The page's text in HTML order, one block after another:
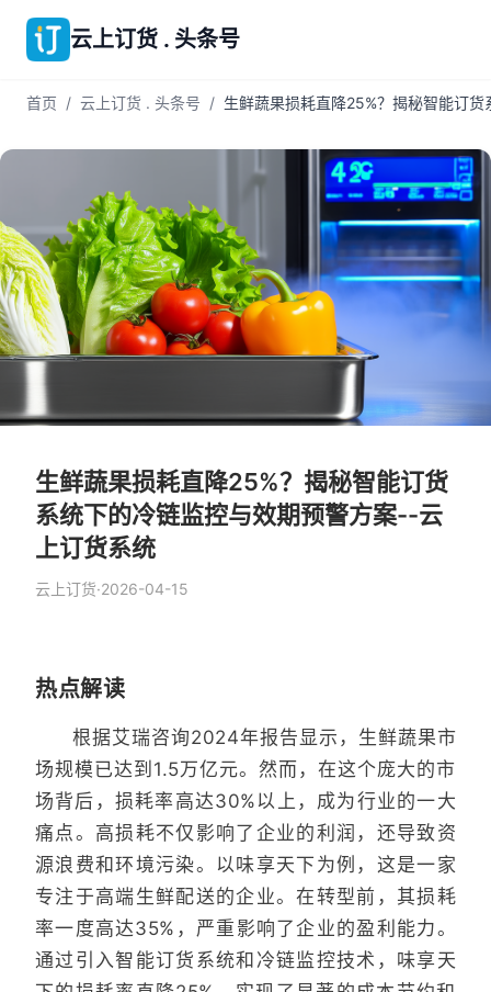
云上订货 . 头条号
首页 / 云上订货 . 头条号 / 生鲜蔬果损耗直降25%？揭秘智能订
生鲜蔬果损耗直降25%？揭秘智能订货
系统下的冷链监控与效期预警方案--云
上订货系统
云上订货·2026-04-15
热点解读
根据艾瑞咨询2024年报告显示，生鲜蔬果市
场规模已达到1.5万亿元。然而，在这个庞大的市
场背后，损耗率高达30%以上，成为行业的一大
痛点。高损耗不仅影响了企业的利润，还导致资
源浪费和环境污染。以味享天下为例，这是一家
专注于高端生鲜配送的企业。在转型前，其损耗
率一度高达35%，严重影响了企业的盈利能力。
通过引入智能订货系统和冷链监控技术，味享天